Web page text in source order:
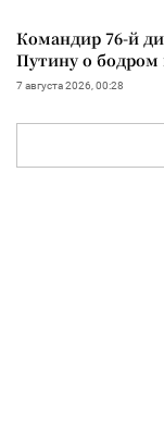
Командир 76-й
Путину о бодром
7 августа 2026, 00:28